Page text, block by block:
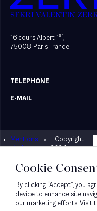
SEKRI VALENTIN
16 cours Albert 1er,
75008 Paris France
TELEPHONE
E-MAIL
Mentions
légales
- Copyright
2024
Cookie
By clicking “Accept”, you
device to enhance site
our marketing efforts. Visit